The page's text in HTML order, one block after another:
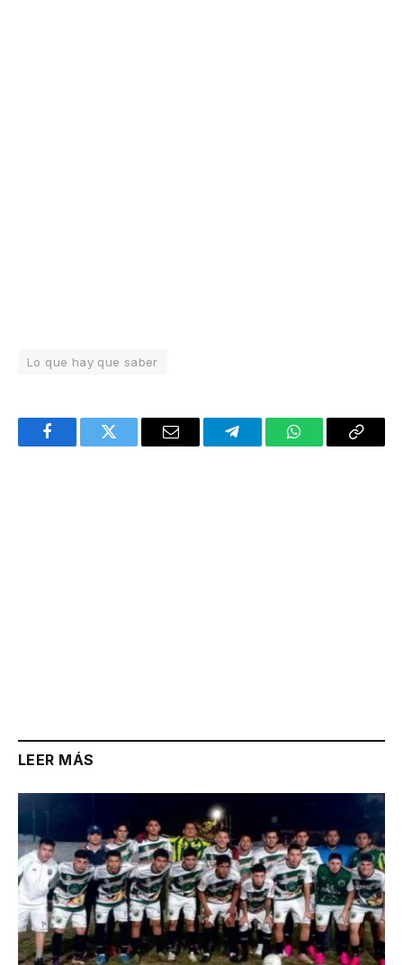
Lo que hay que saber
FacebookTwitter Email TelegramWhatsAppCopy
LEER MÁS